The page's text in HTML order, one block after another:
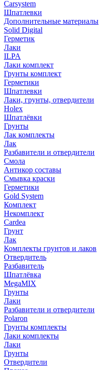
Carsystem
Шпатлевки
Дополнительные материалы
Solid Digital
Герметик
Лаки
ILPA
Лаки комплект
Грунты комплект
Герметики
Шпатлевки
Лаки, грунты, отвердители
Holex
Шпатлёвки
Грунты
Лак комплекты
Лак
Разбавители и отвердители
Смола
Антикор составы
Смывка краски
Герметики
Gold System
Комплект
Некомплект
Cardea
Грунт
Лак
Комплекты грунтов и лаков
Отвердитель
Разбавитель
Шпатлёвка
MegaMIX
Грунты
Лаки
Разбавители и отвердители
Polaron
Грунты комплекты
Лаки комплекты
Лаки
Грунты
Отвердители